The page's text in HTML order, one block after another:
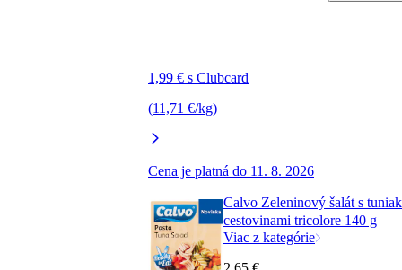
1,99 € s Clubcard
(11,71 €/kg)
Cena je platná do 11. 8. 2026
Calvo Zeleninový šalát s
cestovinami tricolore 140 g
Viac z kategórie